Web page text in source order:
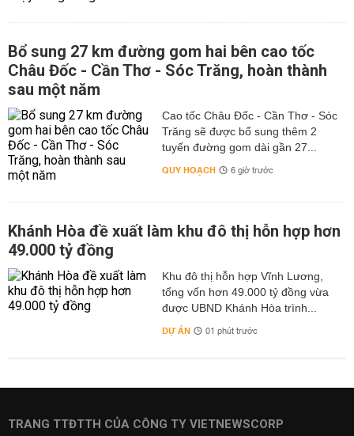
Bổ sung 27 km đường gom hai bên cao tốc
Châu Đốc - Cần Thơ - Sóc Trăng, hoàn thành
sau một năm
Cao tốc Châu Đốc - Cần Thơ - Sóc
Trăng sẽ được bổ sung thêm 2
tuyến đường gom dài gần 27...
QUY HOẠCH 6 giờ trước
Khánh Hòa đề xuất làm khu đô thị hỗn hợp hơn
49.000 tỷ đồng
Khu đô thị hỗn hợp Vĩnh Lương,
tổng vốn hơn 49.000 tỷ đồng vừa
được UBND Khánh Hòa trình...
DỰ ÁN 01 phút trước
TRANG TTĐTTH CỦA CÔNG TY VIETNEWSCORP